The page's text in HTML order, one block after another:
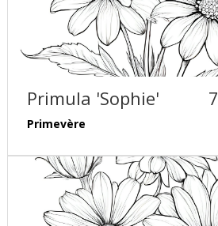
Primula 'Sophie' 7
Primevère